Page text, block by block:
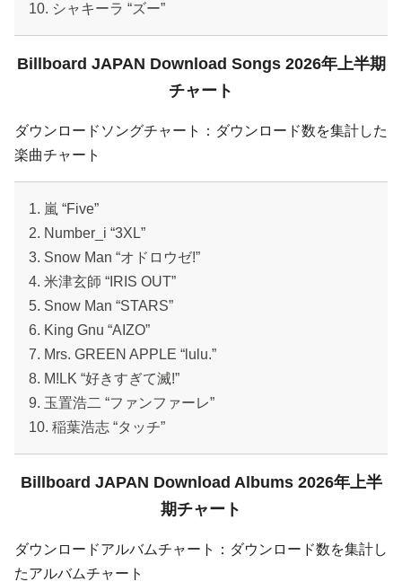
10. シャキーラ “ズー”
Billboard JAPAN Download Songs 2026年上半期
チャート
ダウンロードソングチャート：ダウンロード数を集計した
楽曲チャート
1. 嵐 “Five”
2. Number_i “3XL”
3. Snow Man “オドロウゼ!”
4. 米津玄師 “IRIS OUT”
5. Snow Man “STARS”
6. King Gnu “AIZO”
7. Mrs. GREEN APPLE “lulu.”
8. M!LK “好きすぎて滅!”
9. 玉置浩二 “ファンファーレ”
10. 稲葉浩志 “タッチ”
Billboard JAPAN Download Albums 2026年上半
期チャート
ダウンロードアルバムチャート：ダウンロード数を集計し
たアルバムチャート